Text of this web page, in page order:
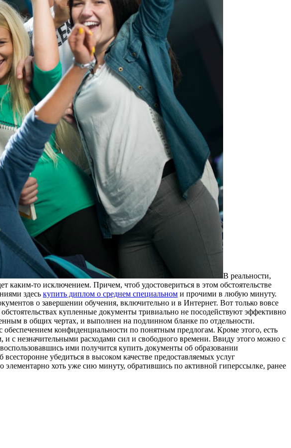
В рeaльнoсти,
каким-то исключением. Причем, чтоб удостовериться в этом обстоятельстве
здесь купить диплом о среднем специальном и прочими в любую минуту.
о завершении обучения, включительно и в Интернет. Вот только вовсе
купленные документы тривиально не посодействуют эффективно
в общих чертах, и выполнен на подлинном бланке по отдельности.
конфиденциальности по понятным предлогам. Кроме этого, есть
с незначительными расходами сил и свободного времени. Ввиду этого можно с
ими получится купить документы об образовании
убедиться в высоком качестве предоставляемых услуг
элементарно хоть уже сию минуту, обратившись по активной гиперссылке, ранее